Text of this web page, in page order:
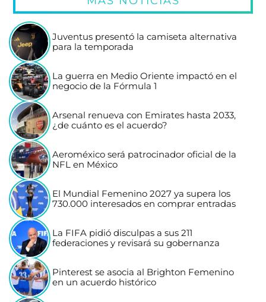
Juventus presentó la camiseta alternativa
para la temporada
La guerra en Medio Oriente impactó en el
negocio de la Fórmula 1
Arsenal renueva con Emirates hasta 2033,
¿de cuánto es el acuerdo?
Aeroméxico será patrocinador oficial de la
NFL en México
El Mundial Femenino 2027 ya supera los
730.000 interesados en comprar entradas
La FIFA pidió disculpas a sus 211
federaciones y revisará su gobernanza
Pinterest se asocia al Brighton Femenino
en un acuerdo histórico